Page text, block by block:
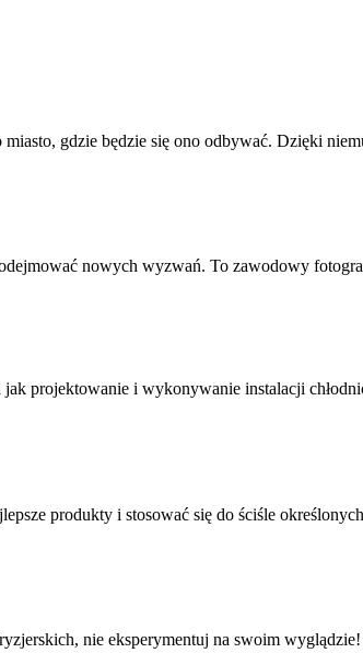
gdzie będzie się ono odbywać. Dzięki
nowych wyzwań. To zawodowy
projektowanie i wykonywanie instalacji
produkty i stosować się do ściśle
nie eksperymentuj na swoim